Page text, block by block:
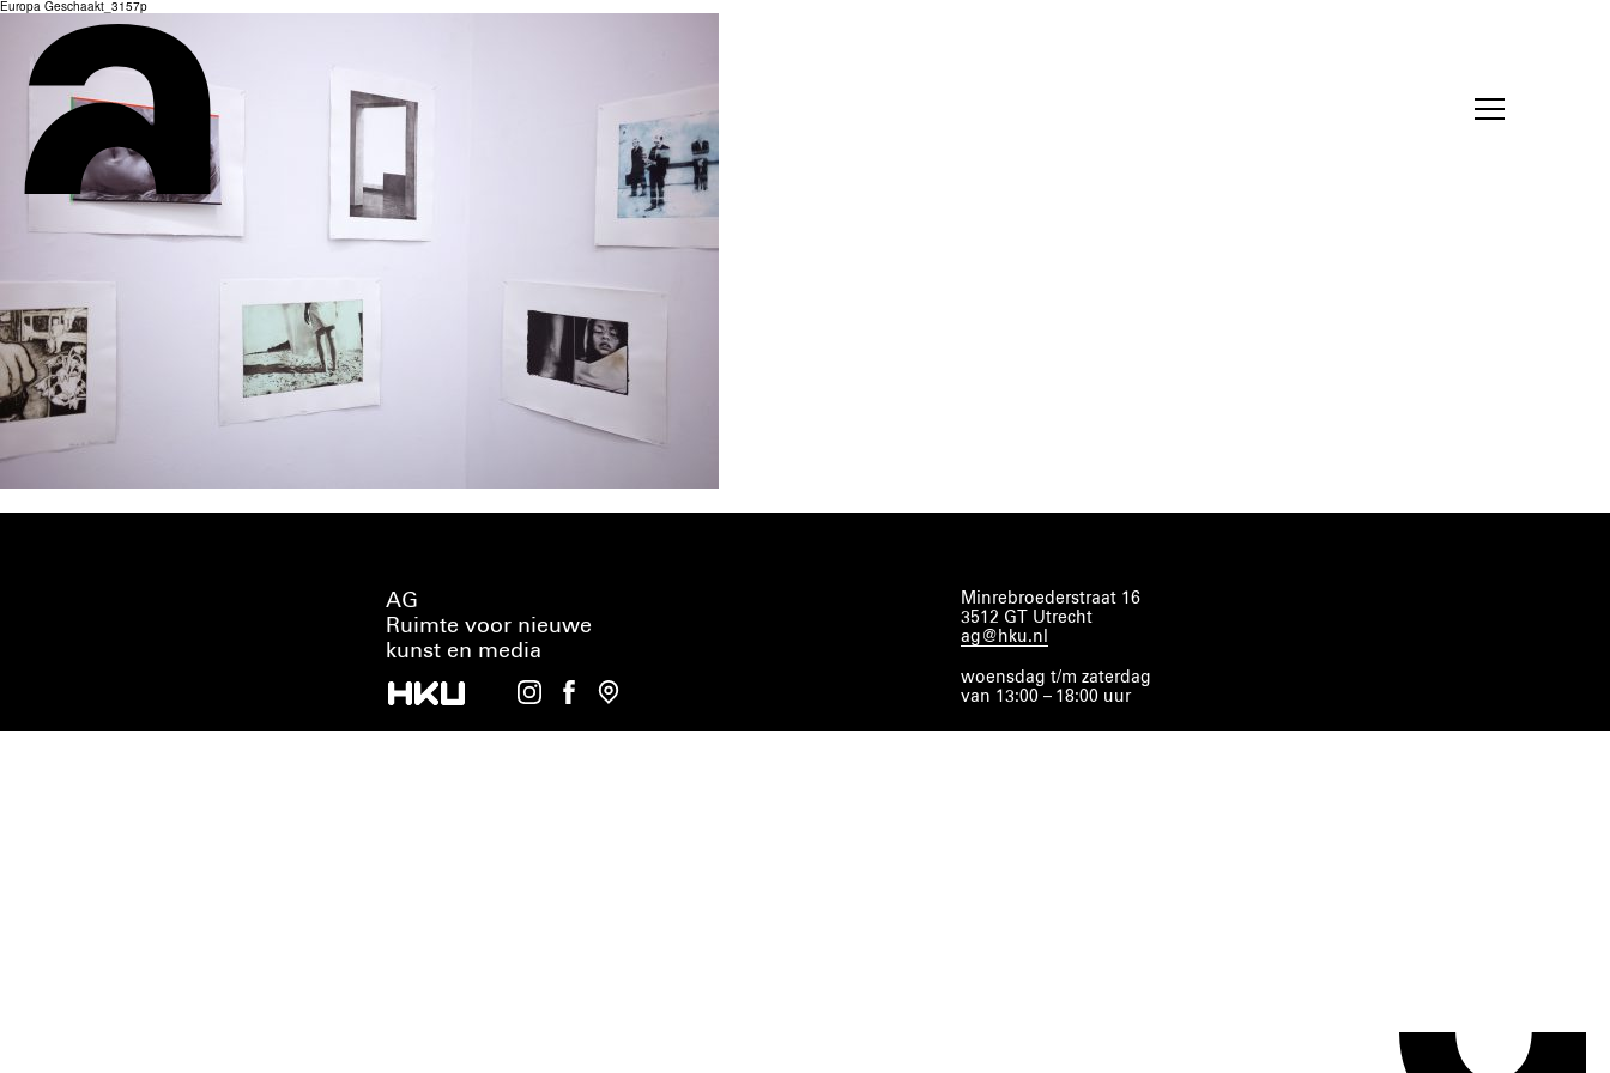
Europa Geschaakt_3157p
AG
Ruimte voor nieuwe
kunst en media
Minrebroederstraat 16
3512 GT Utrecht
ag@hku.nl
woensdag t/m zaterdag
van 13:00 – 18:00 uur